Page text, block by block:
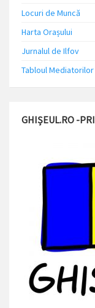
Locuri de Muncă
Harta Orașului
Jurnalul de Ilfov
Tabloul
GHIȘEUL.RO -